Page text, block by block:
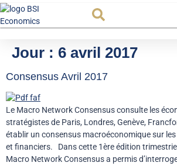
Jour : 6 avril 2017
Consensus Avril 2017
Le Macro Network Consensus consulte les
stratégistes de Paris, Londres, Genève,
établir un consensus macroéconomique sur
et financiers. Dans cette 1ère édition
Macro Network Consensus a permis